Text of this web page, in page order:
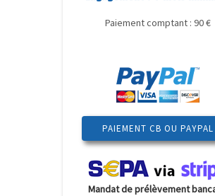
Paiement comptant : 90 €
PAIEMENT CB OU PAYPAL
Mandat de prélèvement